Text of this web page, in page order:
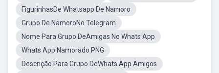
FigurinhasDe Whatsapp De Namoro
Grupo De NamoroNo Telegram
Nome Para Grupo DeAmigas No Whats App
Whats App Namorado PNG
Descrição Para Grupo DeWhats App Amigos